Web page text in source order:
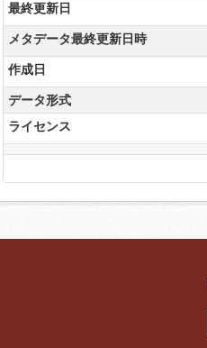
最終更新日
メタデータ最終更新日時
作成日
データ形式
ライセンス